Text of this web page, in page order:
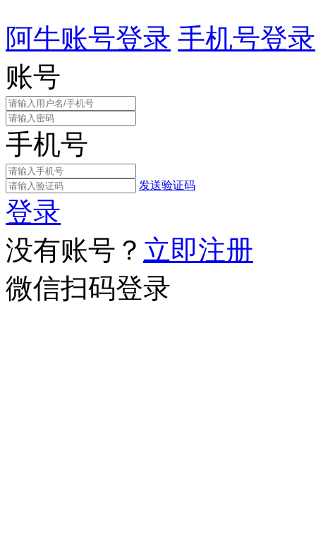
阿牛账号登录 手机号登录
账号
手机号
发送验证码
登录
没有账号？ 立即注册
微信扫码登录